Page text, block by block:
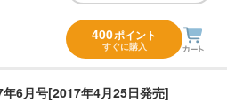
400ポイント
すぐに購入
6月号[2017年4月25日発売]